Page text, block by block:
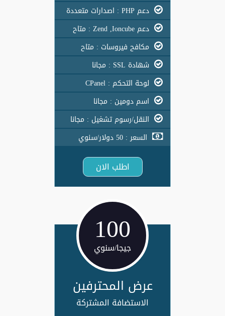
دعم PHP : اصدارات متعددة
دعم Zend ,Ioncube : متاح
مكافح فيروسات : متاح
شهادة SSL : مجانا
لوحة التحكم : CPanel
اسم دومين : مجانا
النقل/رسوم تشغيل : مجانا
السعر : 50 دولار/سنوي
اطلب الان
100
جيجا/سنوي
عرض المحترفين
الاستضافة المشتركة